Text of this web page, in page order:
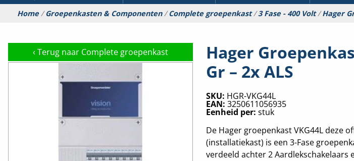
Home/Groepenkasten & Componenten/Complete groepenkast/3 Fase - 400 Volt/Hager
‹ Terug naar Complete groepenkast
Hager
Gr – 2x ALS
SKU: HGR-VKG44L
EAN: 3250611056935
Eenheid per: stuk
De Hager groepenkast VKG44L deze
(installatiekast) is een 3-Fase
verdeeld achter 2 Aardlekschakelaars